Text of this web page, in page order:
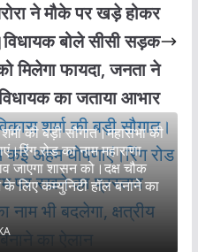
ने मौके पर खड़े होकर
बोले सीसी सड़क
मिलेगा फायदा, जनता ने
का जताया आभार
की बड़ी सौगात।महासभा की
रोड का नाम महाराणा
जाएगा शासन को।दक्ष चौक
के लिए कम्युनिटी हॉल बनाने का